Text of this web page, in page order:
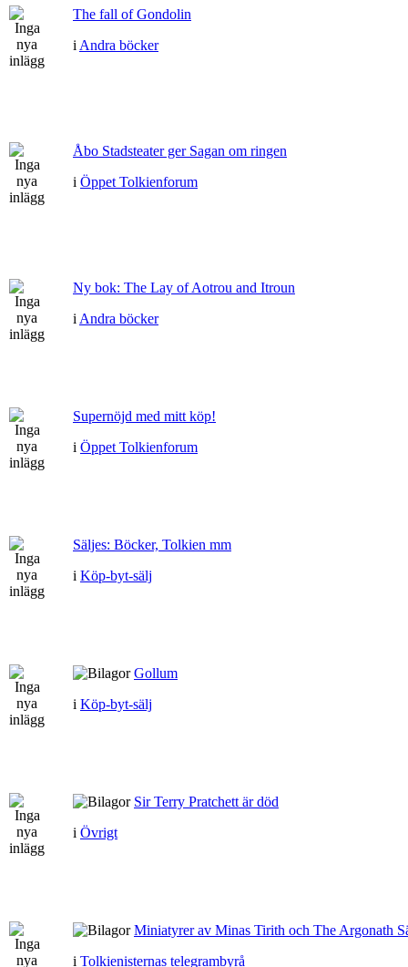
The fall of Gondolin
i Andra böcker
Åbo Stadsteater ger Sagan om ringen
i Öppet Tolkienforum
Ny bok: The Lay of Aotrou and Itroun
i Andra böcker
Supernöjd med mitt köp!
i Öppet Tolkienforum
Säljes: Böcker, Tolkien mm
i Köp-byt-sälj
Gollum
i Köp-byt-sälj
Sir Terry Pratchett är död
i Övrigt
Miniatyrer av Minas Tirith och The Argonath
i Tolkienisternas telegrambyrå